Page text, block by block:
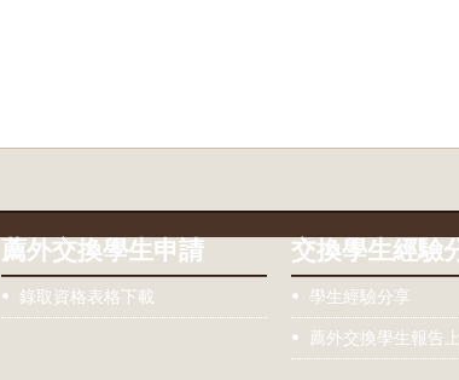
薦外交換學生申請
錄取資格表格下載
交換學生經驗
學生經驗分享
薦外交換學生報告